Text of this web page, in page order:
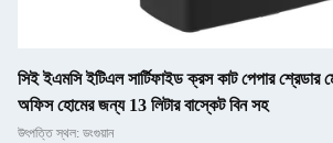
সিই ইএমসি ইটিএল সার্টিফাইড ক্রস কাট পেপার শ্রেডার
অফিস হোমের জন্য 13 লিটার বাস্কেট বিন সহ
উৎপত্তি স্থল: ডংগুয়ান